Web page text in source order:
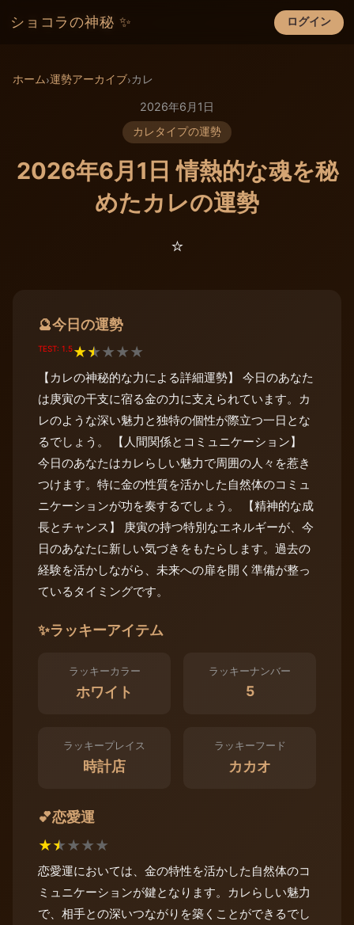
ショコラの神秘 ✨ ログイン
×
ホーム›運勢アーカイブ›カレ
2026年6月1日
カレタイプの運勢
2026年6月1日 情熱的な魂を秘
めたカレの運勢
⭐️
🔮今日の運勢
TEST: 1.5★★★★★
【カレの神秘的な力による詳細運勢】 今日のあなた
は庚寅の干支に宿る金の力に支えられています。カ
レのような深い魅力と独特の個性が際立つ一日とな
るでしょう。 【人間関係とコミュニケーション】
今日のあなたはカレらしい魅力で周囲の人々を惹き
つけます。特に金の性質を活かした自然体のコミュ
ニケーションが功を奏するでしょう。 【精神的な成
長とチャンス】 庚寅の持つ特別なエネルギーが、今
日のあなたに新しい気づきをもたらします。過去の
経験を活かしながら、未来への扉を開く準備が整っ
ているタイミングです。
✨ラッキーアイテム
ラッキーカラー
ホワイト
ラッキーナンバー
5
ラッキープレイス
時計店
ラッキーフード
カカオ
💕恋愛運
★★★★★
恋愛運においては、金の特性を活かした自然体のコ
ミュニケーションが鍵となります。カレらしい魅力
で、相手との深いつながりを築くことができるでし